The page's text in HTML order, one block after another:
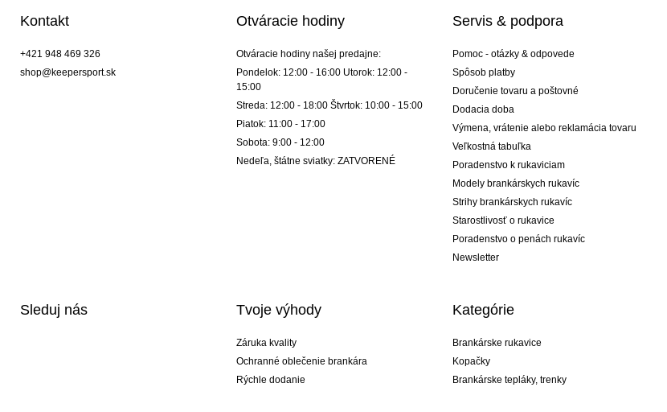
Kontakt
+421 948 469 326
shop@keepersport.sk
Otváracie hodiny
Otváracie hodiny našej predajne:
Pondelok: 12:00 - 16:00 Utorok: 12:00 -
15:00
Streda: 12:00 - 18:00 Štvrtok: 10:00 - 15:00
Piatok: 11:00 - 17:00
Sobota: 9:00 - 12:00
Nedeľa, štátne sviatky: ZATVORENÉ
Servis & podpora
Pomoc - otázky & odpovede
Spôsob platby
Doručenie tovaru a poštovné
Dodacia doba
Výmena, vrátenie alebo reklamácia tovaru
Veľkostná tabuľka
Poradenstvo k rukaviciam
Modely brankárskych rukavíc
Strihy brankárskych rukavíc
Starostlivosť o rukavice
Poradenstvo o penách rukavíc
Newsletter
Sleduj nás Tvoje výhody
Záruka kvality
Ochranné oblečenie brankára
Rýchle dodanie
Kategórie
Brankárske rukavice
Kopačky
Brankárske tepláky, trenky